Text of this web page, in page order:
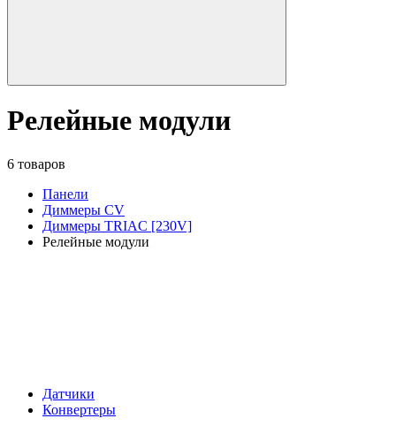
Релейные модули
6 товаров
Панели
Диммеры CV
Диммеры TRIAC [230V]
Релейные модули
Датчики
Конвертеры